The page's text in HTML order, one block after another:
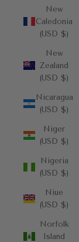
New
Caledonia
(USD $)
New
Zealand
(USD $)
Nicaragua
(USD $)
Niger
(USD $)
Nigeria
(USD $)
Niue
(USD $)
Norfolk
Island